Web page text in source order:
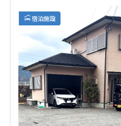
小さな集落の高台に位置し、一棟
することなくゆったりと絶景の自
熊野古道歩きのお客様はもちろん
時間を過ごしたい方にもオススメ
■ご予約受付について
お申込みの受付はご利用希望日の
宿泊施設